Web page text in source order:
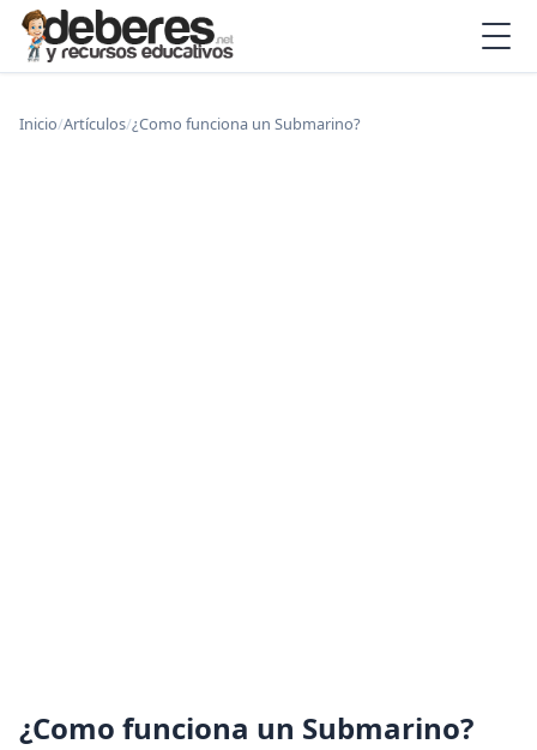
Inicio/Artículos/¿Como funciona un Submarino?
¿Como funciona un Submarino?